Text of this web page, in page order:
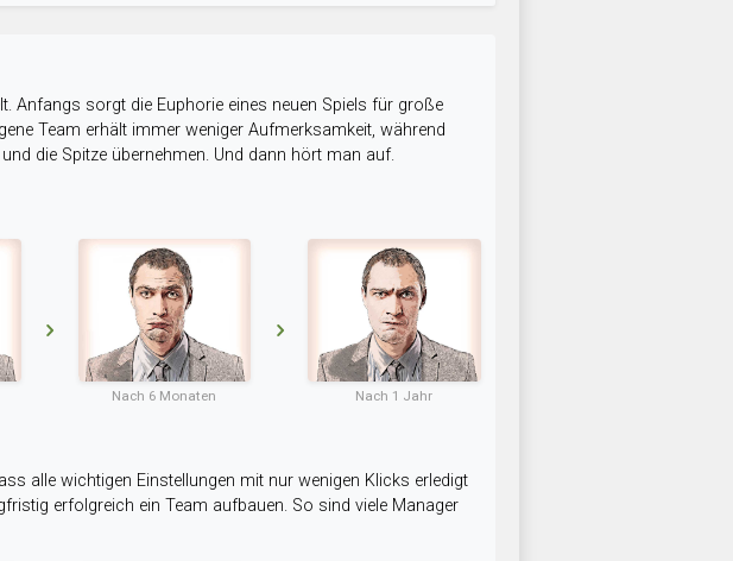
Anfangs sorgt die Euphorie eines neuen Spiels für große
Team erhält immer weniger Aufmerksamkeit, während
die Spitze übernehmen. Und dann hört man auf.
Nach 6 Monaten Nach 1 Jahr
alle wichtigen Einstellungen mit nur wenigen Klicks erledigt
erfolgreich ein Team aufbauen. So sind viele Manager